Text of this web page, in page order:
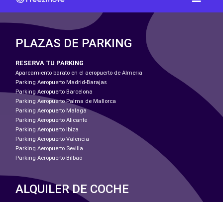
PLAZAS DE PARKING
RESERVA TU PARKING
Aparcamiento barato en el aeropuerto de Almeria
Parking Aeropuerto Madrid-Barajas
Parking Aeropuerto Barcelona
Parking Aeropuerto Palma de Mallorca
Parking Aeropuerto Malaga
Parking Aeropuerto Alicante
Parking Aeropuerto Ibiza
Parking Aeropuerto Valencia
Parking Aeropuerto Sevilla
Parking Aeropuerto Bilbao
ALQUILER DE COCHE